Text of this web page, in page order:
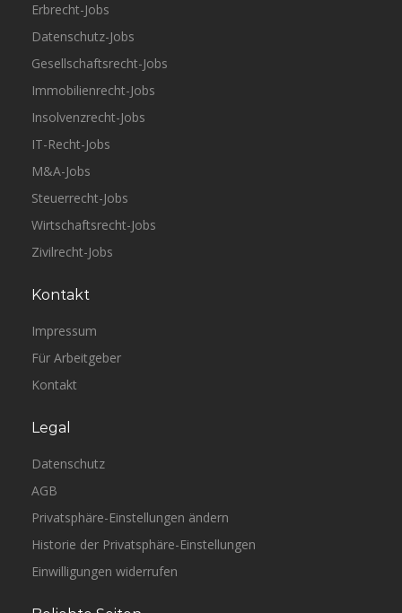
Erbrecht-Jobs
Datenschutz-Jobs
Gesellschaftsrecht-Jobs
Immobilienrecht-Jobs
Insolvenzrecht-Jobs
IT-Recht-Jobs
M&A-Jobs
Steuerrecht-Jobs
Wirtschaftsrecht-Jobs
Zivilrecht-Jobs
Kontakt
Impressum
Für Arbeitgeber
Kontakt
Legal
Datenschutz
AGB
Privatsphäre-Einstellungen ändern
Historie der Privatsphäre-Einstellungen
Einwilligungen widerrufen